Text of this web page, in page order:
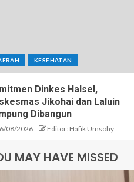
KESEHATAN
Dinkes Halsel,
Jikohai dan Laluin
Dibangun
08/2026 Editor: Hafik Umsohy
MAY HAVE MISSED